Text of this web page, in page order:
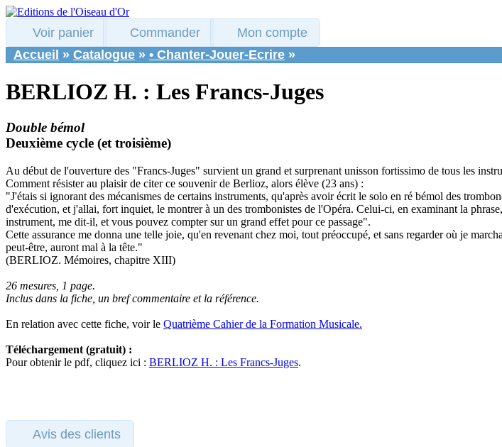
Voir panier Commander
Mon compte
Accueil » Catalogue » • Chanter-Jouer-Ecrire »
BERLIOZ H. : Les Francs-Juges
Double bémol
Deuxième cycle (et troisième)
Au début de l'ouverture des "Francs-Juges" survient un grand et surprenant unisson fortissimo de tous les
Comment résister au plaisir de citer ce souvenir de Berlioz, alors élève (23 ans) :
"J'étais si ignorant des mécanismes de certains instruments, qu'après avoir écrit le solo en ré bémol des
d'exécution, et j'allai, fort inquiet, le montrer à un des trombonistes de l'Opéra. Celui-ci, en examinant la
instrument, me dit-il, et vous pouvez compter sur un grand effet pour ce passage".
Cette assurance me donna une telle joie, qu'en revenant chez moi, tout préoccupé, et sans regarder où je
peut-être, auront mal à la tête."
(BERLIOZ. Mémoires, chapitre XIII)
26 mesures, 1 page.
Inclus dans la fiche, un bref commentaire et la référence.
En relation avec cette fiche, voir le Quatrième Cahier de la Formation Musicale.
Téléchargement (gratuit) :
Pour obtenir le pdf, cliquez ici : BERLIOZ H. : Les Francs-Juges.
Avis des clients